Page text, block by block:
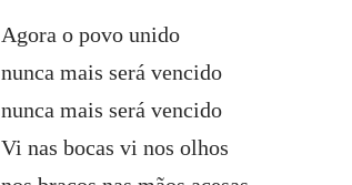
Agora o povo unido
nunca mais será vencido
nunca mais será vencido
Vi nas bocas vi nos olhos